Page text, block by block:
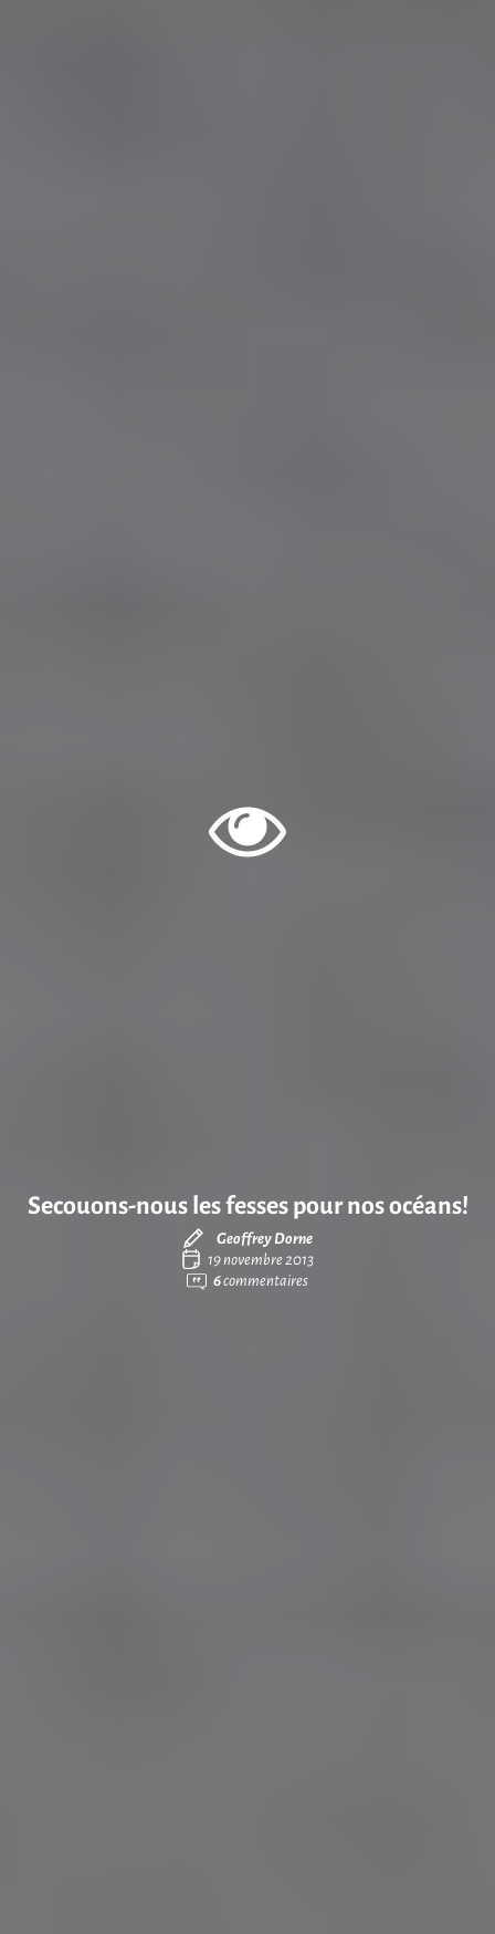
Secouons-nous les fesses pour nos océans!
Geoffrey Dorne
19 novembre 2013
6commentaires